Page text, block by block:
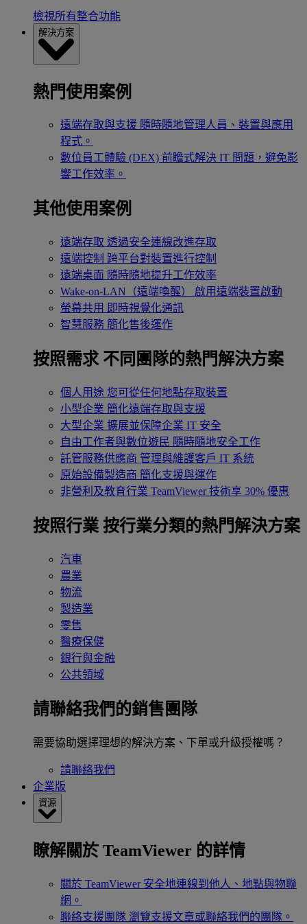
檢視所有整合功能
解決方案
熱門使用案例
遠端存取與支援 隨時隨地管理人員、裝置與應用
程式。
數位員工體驗 (DEX) 前瞻式解決 IT 問題，避免影
響工作效率。
其他使用案例
遠端存取 透過安全連線改進存取
遠端控制 跨平台對裝置進行控制
遠端桌面 隨時隨地提升工作效率
Wake-on-LAN（遠端喚醒）
啟用遠端裝置啟動
螢幕共用 即時視覺化通訊
智慧服務 簡化售後運作
按照需求 不同團隊的熱門解決方案
個人用途 您可從任何地點存取裝置
小型企業 簡化遠端存取與支援
大型企業 擴展並保障企業 IT 安全
自由工作者與數位遊民 隨時隨地安全工作
託管服務供應商 管理與維護客戶 IT 系統
原始設備製造商 簡化支援與運作
非營利及教育行業 TeamViewer 技術享 30% 優惠
按照行業 按行業分類的熱門解決方案
汽車
農業
物流
製造業
零售
醫療保健
銀行與金融
公共領域
請聯絡我們的銷售團隊
需要協助選擇理想的解決方案、下單或升級授權嗎？
請聯絡我們
企業版
資源
瞭解關於 TeamViewer 的詳情
關於 TeamViewer 安全地連線到他人、地點與物聯
網。
聯絡支援團隊 瀏覽支援文章或聯絡我們的團隊。